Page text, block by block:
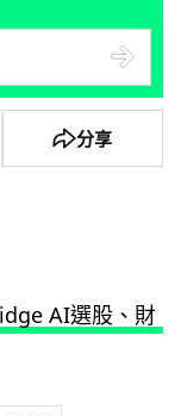
分享